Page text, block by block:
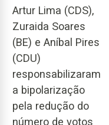
Artur Lima (CDS),
Zuraida Soares
(BE) e Aníbal Pires
(CDU)
responsabilizaram
a bipolarização
pela redução do
número de votos